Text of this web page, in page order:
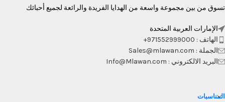
تسوق من بين مجموعة واسعة من الهدايا الفريدة والرائعة لجميع أحبائك
الإمارات العربية المتحدة
الهاتف : 971552999000+
الجملة : Sales@mlawan.com
البريد الالكتروني : Info@Mlawan.com
المناسبات